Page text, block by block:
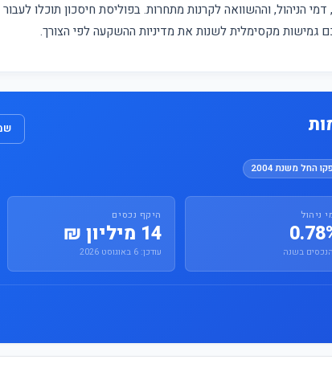
הניהול, וההשוואה לקרנות מתחרות. בפוליסת חיסכון תוכלו
גמישות מקסימלית לשנות את מדיניות ההשקעה לפי הצורך.
החל משנת 2004
ניהול
בשנה
היקף נכסים
14 מיליון ₪
עודכן: 6 באוגוסט 2026